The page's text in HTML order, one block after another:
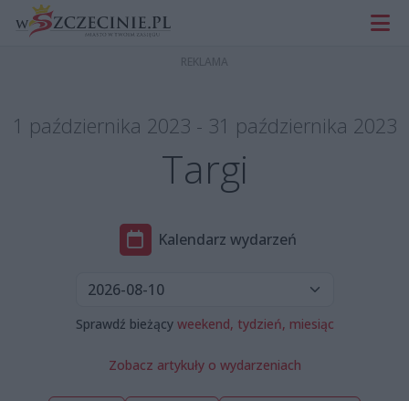
1 października 2023 - 31 października 2023
Targi
Kalendarz wydarzeń
Sprawdź bieżący weekend, tydzień, miesiąc
Zobacz artykuły o wydarzeniach